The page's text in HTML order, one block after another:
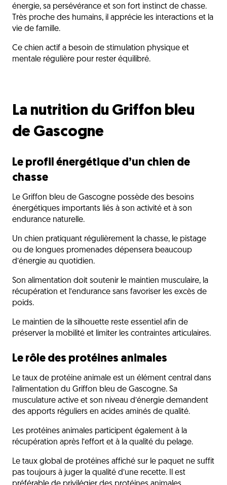
énergie, sa persévérance et son fort instinct de chasse.
Très proche des humains, il apprécie les interactions et la
vie de famille.
Ce chien actif a besoin de stimulation physique et
mentale régulière pour rester équilibré.
La nutrition du Griffon bleu
de Gascogne
Le profil énergétique d’un chien de
chasse
Le Griffon bleu de Gascogne possède des besoins
énergétiques importants liés à son activité et à son
endurance naturelle.
Un chien pratiquant régulièrement la chasse, le pistage
ou de longues promenades dépensera beaucoup
d’énergie au quotidien.
Son alimentation doit soutenir le maintien musculaire, la
récupération et l’endurance sans favoriser les excès de
poids.
Le maintien de la silhouette reste essentiel afin de
préserver la mobilité et limiter les contraintes articulaires.
Le rôle des protéines animales
Le taux de protéine animale est un élément central dans
l’alimentation du Griffon bleu de Gascogne. Sa
musculature active et son niveau d’énergie demandent
des apports réguliers en acides aminés de qualité.
Les protéines animales participent également à la
récupération après l’effort et à la qualité du pelage.
Le taux global de protéines affiché sur le paquet ne suffit
pas toujours à juger la qualité d’une recette. Il est